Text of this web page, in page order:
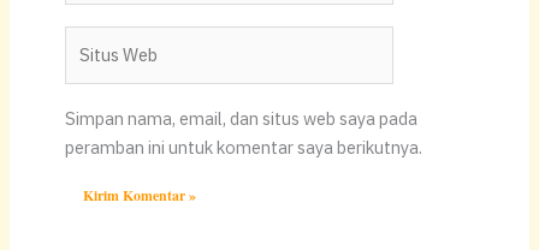
Web
Simpan nama, email, dan situs web saya pada
peramban ini untuk komentar saya berikutnya.